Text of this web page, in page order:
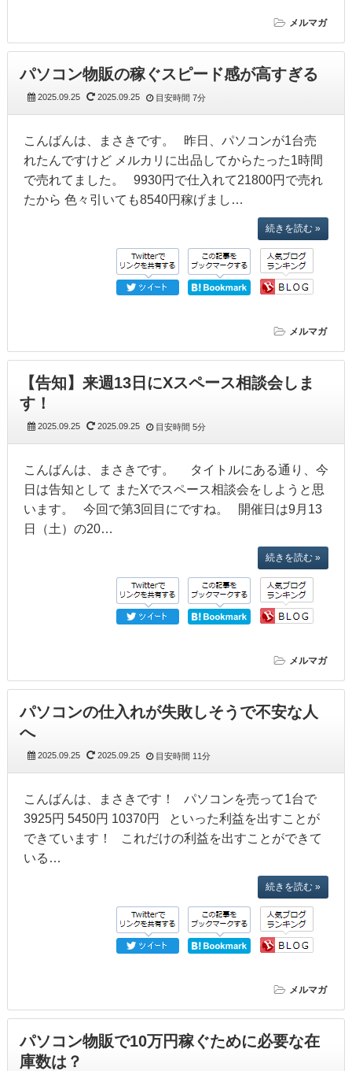
メルマガ
パソコン物販の稼ぐスピード感が高すぎる
2025.09.25 2025.09.25 目安時間 7分
こんばんは、まさきです。 昨日、パソコンが1台売
れたんですけど メルカリに出品してからたった1時間
で売れてました。 9930円で仕入れて21800円で売れ
たから 色々引いても8540円稼げまし…
続きを読む »
メルマガ
【告知】来週13日にXスペース相談会しま
す！
2025.09.25 2025.09.25 目安時間 5分
こんばんは、まさきです。 タイトルにある通り、今
日は告知として またXでスペース相談会をしようと思
います。 今回で第3回目にですね。 開催日は9月13
日（土）の20…
続きを読む »
メルマガ
パソコンの仕入れが失敗しそうで不安な人
へ
2025.09.25 2025.09.25 目安時間 11分
こんばんは、まさきです！ パソコンを売って1台で
3925円 5450円 10370円 といった利益を出すことが
できています！ これだけの利益を出すことができて
いる…
続きを読む »
メルマガ
パソコン物販で10万円稼ぐために必要な在
庫数は？